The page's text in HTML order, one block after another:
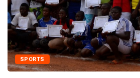
SPORTS